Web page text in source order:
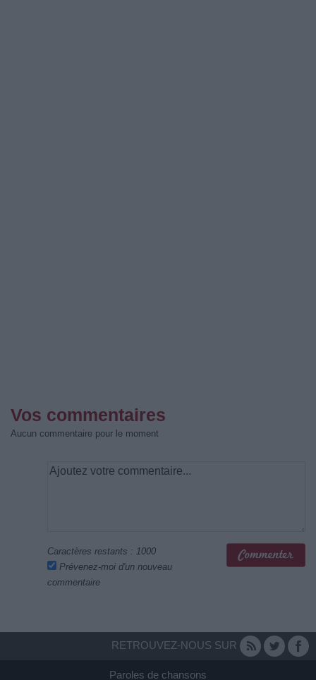
Vos commentaires
Aucun commentaire pour le moment
Caractères restants : 1000
Prévenez-moi d'un nouveau
commentaire
RETROUVEZ-NOUS SUR
Paroles de chansons